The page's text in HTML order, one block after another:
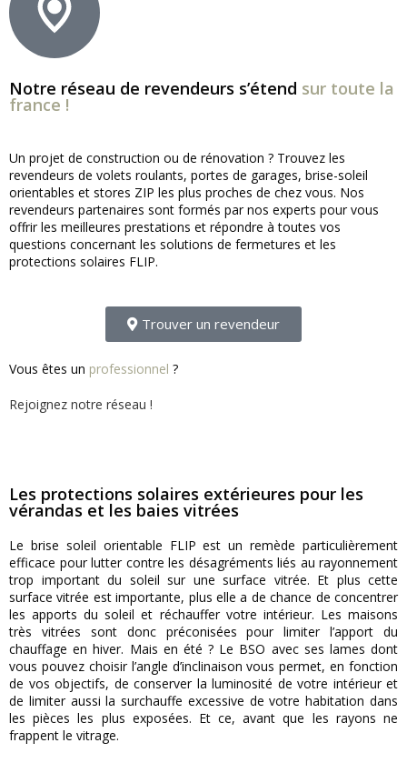
Notre réseau de revendeurs s’étend sur toute la
france !
Un projet de construction ou de rénovation ? Trouvez les
revendeurs de volets roulants, portes de garages, brise-soleil
orientables et stores ZIP les plus proches de chez vous. Nos
revendeurs partenaires sont formés par nos experts pour vous
offrir les meilleures prestations et répondre à toutes vos
questions concernant les solutions de fermetures et les
protections solaires FLIP.
Trouver un revendeur
Vous êtes un professionnel ?
Rejoignez notre réseau !
Les protections solaires extérieures pour les
vérandas et les baies vitrées
Le brise soleil orientable FLIP est un remède particulièrement
efficace pour lutter contre les désagréments liés au rayonnement
trop important du soleil sur une surface vitrée. Et plus cette
surface vitrée est importante, plus elle a de chance de concentrer
les apports du soleil et réchauffer votre intérieur. Les maisons
très vitrées sont donc préconisées pour limiter l’apport du
chauffage en hiver. Mais en été ? Le BSO avec ses lames dont
vous pouvez choisir l’angle d’inclinaison vous permet, en fonction
de vos objectifs, de conserver la luminosité de votre intérieur et
de limiter aussi la surchauffe excessive de votre habitation dans
les pièces les plus exposées. Et ce, avant que les rayons ne
frappent le vitrage.